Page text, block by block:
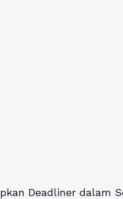
Deadliner dalam